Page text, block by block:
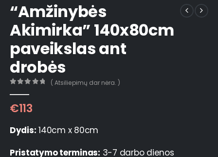
“Amžinybės
Akimirka” 140x80cm
paveikslas ant
drobės
( Atsiliepimų dar nėra. )
€113
Dydis: 140cm x 80cm
Pristatymo terminas: 3-7 darbo dienos